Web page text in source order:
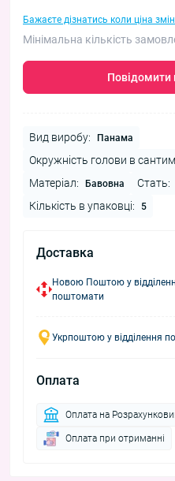
Бажаєте дізнатись коли ціна
Мінімальна кількість
Повідомити
Вид виробу: Панама
Окружність голови в
Матеріал: Бавовна Стать:
Кількість в упаковці: 5
Доставка
Новою Поштою у
поштомати
Укрпоштою у відділення по
Оплата
Оплата на
Оплата при отриманні